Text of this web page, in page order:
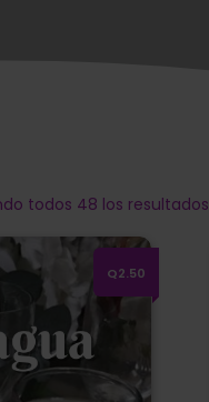
todos 48 los resultados
Q2.50